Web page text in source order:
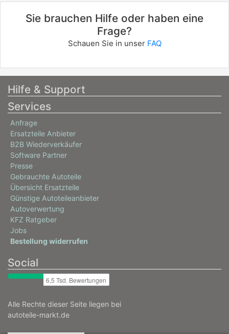
Sie brauchen Hilfe oder haben eine
Frage?
Schauen Sie in unser FAQ
Hilfe & Support
Services
Anfrage
Ersatzteile Anbieter
B2B Wiederverkäufer
Software Partner
Presse
Gebrauchte Autoteile
Übersicht Ersatzteile
Günstige Autoteileanbieter
Autoverwertung
KFZ Ratgeber
Jobs
Bestellung widerrufen
Social
Alle Rechte dieser Seite liegen bei
autoteile-markt.de